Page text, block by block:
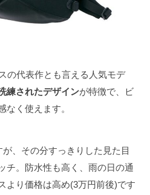
の代表作とも言える人気モデ
練されたデザインが特徴で、ビ
なく使えます。
、その分すっきりした見た目
チ。防水性も高く、雨の日の通
より価格は高め(3万円前後)です